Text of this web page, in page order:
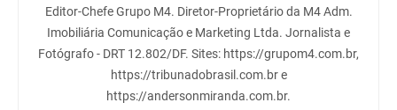
Editor-Chefe Grupo M4. Diretor-Proprietário da M4 Adm.
Imobiliária Comunicação e Marketing Ltda. Jornalista e
Fotógrafo - DRT 12.802/DF. Sites: https://grupom4.com.br,
https://tribunadobrasil.com.br e
https://andersonmiranda.com.br.